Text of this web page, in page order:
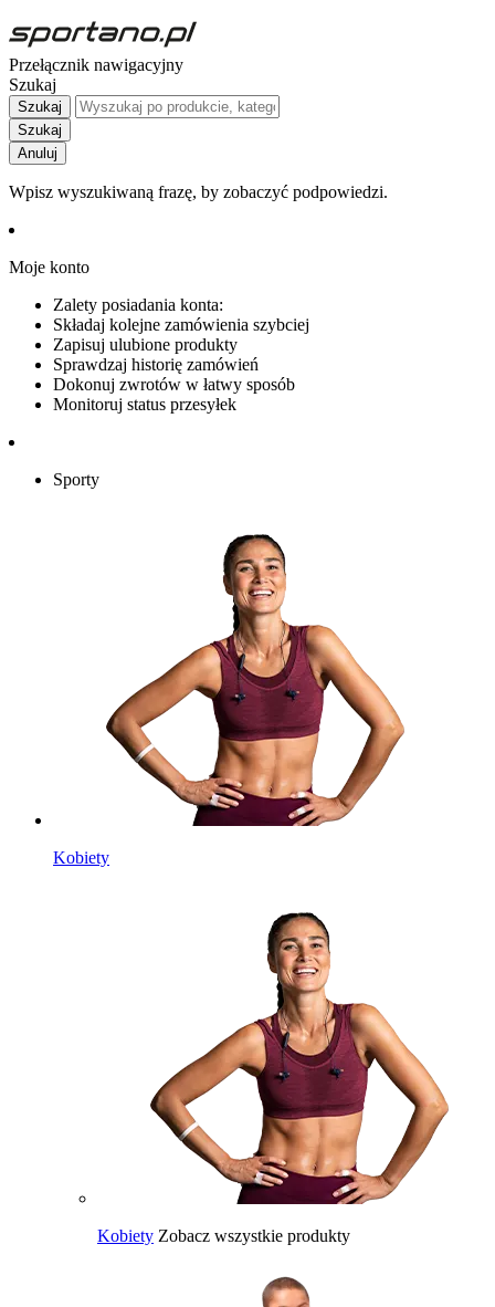
Przełącznik nawigacyjny
Szukaj
Szukaj
Szukaj
Anuluj
Wpisz wyszukiwaną frazę, by zobaczyć podpowiedzi.
Moje konto
Zalety posiadania konta:
Składaj kolejne zamówienia szybciej
Zapisuj ulubione produkty
Sprawdzaj historię zamówień
Dokonuj zwrotów w łatwy sposób
Monitoruj status przesyłek
Sporty
Kobiety
Kobiety Zobacz wszystkie produkty